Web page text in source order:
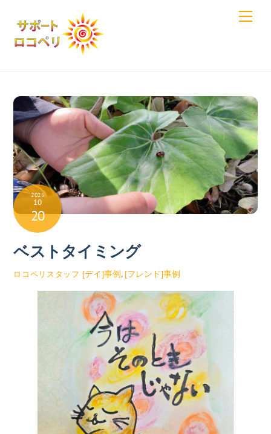
content
2025
10
20
ベストタイミング
ロコペリスタッフ [デイ]事例, [フレンド]事例